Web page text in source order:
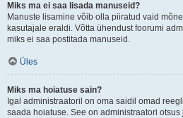
Miks ma ei saa lisada manuseid?
Manuste lisamine võib olla piiratud vaid
kasutajale eraldi. Võtta ühendust foorumi
miks ei saa postitada manuseid.
Üles
Miks ma hoiatuse sain?
Igal administraatoril on oma saidil omad
saada hoiatuse. See on administraatori